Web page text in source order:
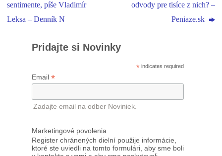
sentimente, píše Vladimír
Leksa – Denník N
odvody pre tisíce z nich? –
Peniaze.sk
Pridajte si Novinky
* indicates required
Email *
Zadajte email na odber Noviniek.
Marketingové povolenia
Register chránených dielní použije informácie,
ktoré ste uviedli na tomto formulári, aby sme boli